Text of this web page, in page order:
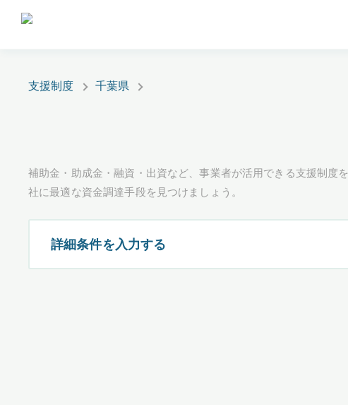
支援制度 千葉県
補助金・助成金・融資・出資など、事業者が活用できる支援制度
社に最適な資金調達手段を見つけましょう。
詳細条件を入力する